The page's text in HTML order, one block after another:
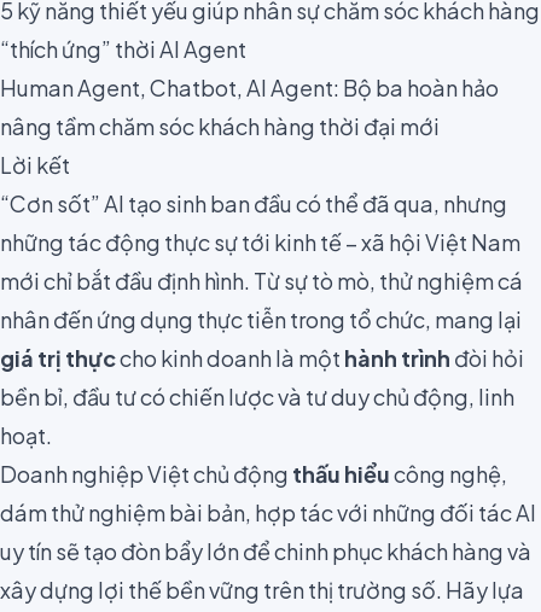
5 kỹ năng thiết yếu giúp nhân sự chăm sóc khách hàng
“thích ứng” thời AI Agent
Human Agent, Chatbot, AI Agent: Bộ ba hoàn hảo
nâng tầm chăm sóc khách hàng thời đại mới
Lời kết
“Cơn sốt” AI tạo sinh ban đầu có thể đã qua, nhưng
những tác động thực sự tới kinh tế – xã hội Việt Nam
mới chỉ bắt đầu định hình. Từ sự tò mò, thử nghiệm cá
nhân đến ứng dụng thực tiễn trong tổ chức, mang lại
giá trị thựccho kinh doanh là một hành trình đòi hỏi
bền bỉ, đầu tư có chiến lược và tư duy chủ động, linh
hoạt.
Doanh nghiệp Việt chủ động thấu hiểucông nghệ,
dám thử nghiệm bài bản, hợp tác với những đối tác AI
uy tín sẽ tạo đòn bẩy lớn để chinh phục khách hàng và
xây dựng lợi thế bền vững trên thị trường số. Hãy lựa